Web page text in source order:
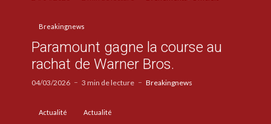
Breakingnews
Paramount gagne la course au
rachat de Warner Bros.
04/03/2026 3 min de lecture Breakingnews
Actualité Actualité